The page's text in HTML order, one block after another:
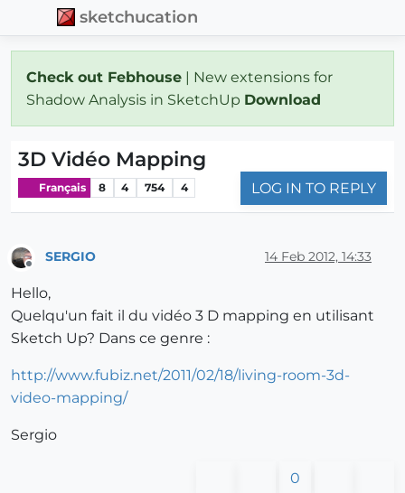
sketchucation
Check out Febhouse | New extensions for
Shadow Analysis in SketchUp Download
3D Vidéo Mapping
Français 8 4 754 4 LOG IN TO REPLY
SERGIO 14 Feb 2012, 14:33
Hello,
Quelqu'un fait il du vidéo 3 D mapping en utilisant
Sketch Up? Dans ce genre :
http://www.fubiz.net/2011/02/18/living-room-3d-
video-mapping/
Sergio
0